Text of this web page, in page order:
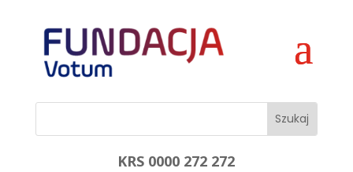
KRS 0000 272 272